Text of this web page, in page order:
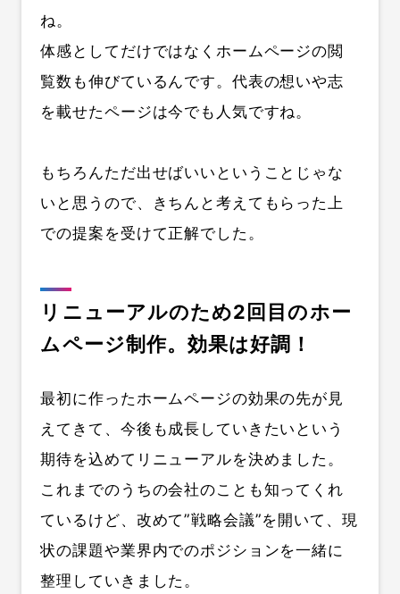
ね。
体感としてだけではなくホームページの閲
覧数も伸びているんです。代表の想いや志
を載せたページは今でも人気ですね。
もちろんただ出せばいいということじゃな
いと思うので、きちんと考えてもらった上
での提案を受けて正解でした。
リニューアルのため2回目のホー
ムページ制作。効果は好調！
最初に作ったホームページの効果の先が見
えてきて、今後も成長していきたいという
期待を込めてリニューアルを決めました。
これまでのうちの会社のことも知ってくれ
ているけど、改めて”戦略会議”を開いて、現
状の課題や業界内でのポジションを一緒に
整理していきました。